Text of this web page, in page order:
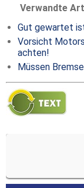
Verwandte
Gut gewartet
Vorsicht
achten!
Müssen